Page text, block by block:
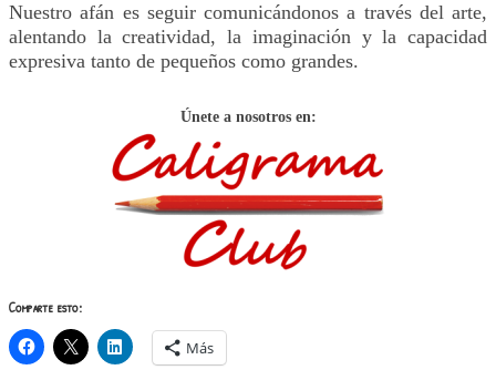
Nuestro afán es seguir comunicándonos a través del arte,
alentando la creatividad, la imaginación y la capacidad
expresiva tanto de pequeños como grandes.
Únete a nosotros en:
Comparte esto:
Más